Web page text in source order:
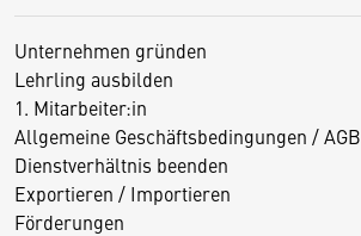
Unternehmen gründen
Lehrling ausbilden
1. Mitarbeiter:in
Allgemeine Geschäftsbedingungen / AGB
Dienstverhältnis beenden
Exportieren / Importieren
Förderungen